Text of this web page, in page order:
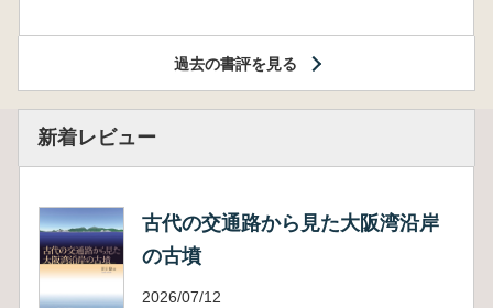
過去の書評を見る
新着レビュー
古代の交通路から見た大阪湾沿岸
の古墳
2026/07/12